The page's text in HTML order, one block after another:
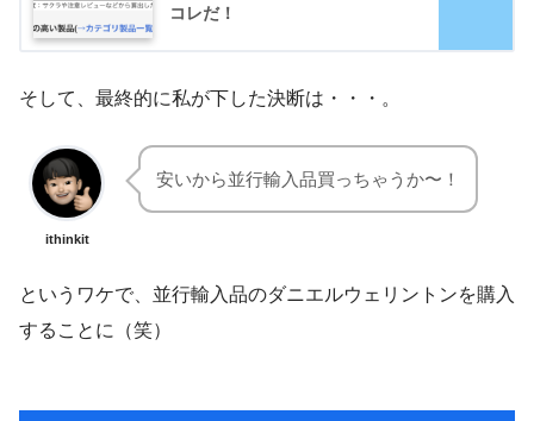
コレだ！
そして、最終的に私が下した決断は・・・。
ithinkit
安いから並行輸入品買っちゃうか〜！
というワケで、並行輸入品のダニエルウェリントンを購入
することに（笑）